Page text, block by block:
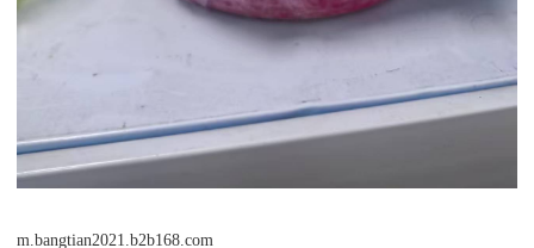
m.bangtian2021.b2b168.com